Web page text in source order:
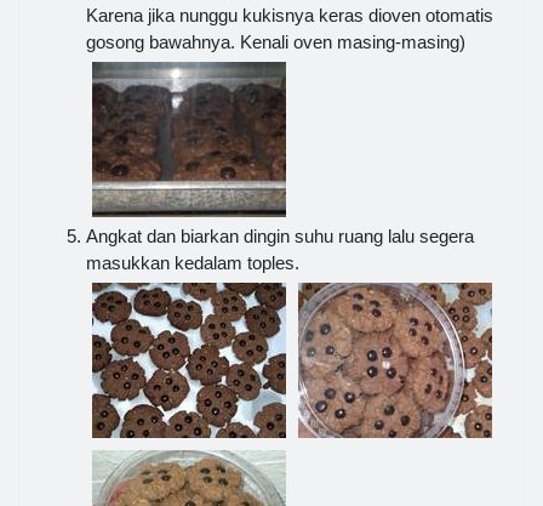
Karena jika nunggu kukisnya keras dioven otomatis
gosong bawahnya. Kenali oven masing-masing)
Angkat dan biarkan dingin suhu ruang lalu segera
masukkan kedalam toples.